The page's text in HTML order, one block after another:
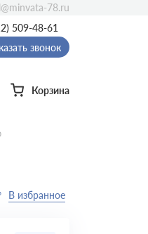
509-48-61
звонок
Корзина
78.ru